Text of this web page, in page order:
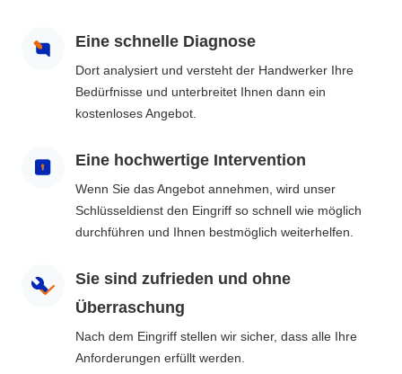
Eine schnelle Diagnose
Dort analysiert und versteht der Handwerker Ihre
Bedürfnisse und unterbreitet Ihnen dann ein
kostenloses Angebot.
Eine hochwertige Intervention
Wenn Sie das Angebot annehmen, wird unser
Schlüsseldienst den Eingriff so schnell wie möglich
durchführen und Ihnen bestmöglich weiterhelfen.
Sie sind zufrieden und ohne
Überraschung
Nach dem Eingriff stellen wir sicher, dass alle Ihre
Anforderungen erfüllt werden.